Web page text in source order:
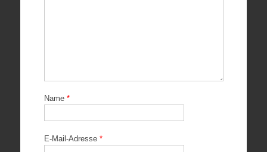
Name *
E-Mail-Adresse *